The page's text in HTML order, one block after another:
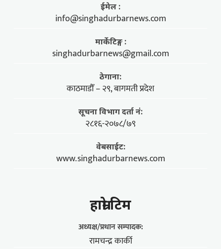
ईमेल :
info@singhadurbarnews.com
मार्केटिङ्ग :
singhadurbarnews@gmail.com
ठेगाना:
काठमाडौँ – २९, बागमती प्रदेश
सूचना विभाग दर्ता नं:
२८१६-२०७८/७९
वेबसाईट:
www.singhadurbarnews.com
हाम्राे टिम
अध्यक्ष/प्रधान सम्पादक:
रामचन्द्र कार्की